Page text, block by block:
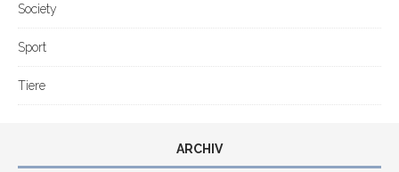
Society
Sport
Tiere
ARCHIV